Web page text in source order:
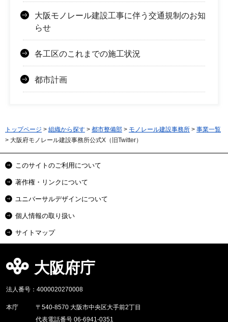
大阪モノレール建設工事に伴う交通規制のお知
らせ
各工区のこれまでの施工状況
都市計画
トップページ > 組織から探す > 都市整備部 > モノレール建設事務所 > 事業一覧
> 大阪府モノレール建設事務所公式X（旧Twitter）
このサイトのご利用について
著作権・リンクについて
ユニバーサルデザインについて
個人情報の取り扱い
サイトマップ
大阪府庁
法人番号：4000020270008
本庁
〒540-8570 大阪市中央区大手前2丁目
代表電話番号 06-6941-0351